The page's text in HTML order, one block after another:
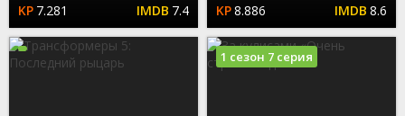
7.281 7.4 8.886 8.6
1 сезон 7 серия